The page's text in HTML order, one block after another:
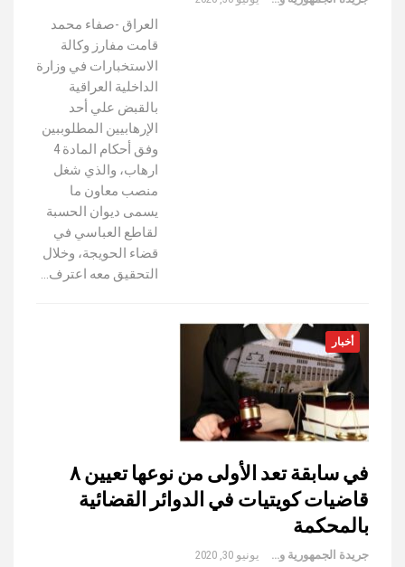
العراق -صفاء محمد
قامت مفارز وكالة
الاستخبارات في وزارة
الداخلية العراقية
بالقبض علي أحد
الإرهابيين المطلوببين
وفق أحكام المادة 4
ارهاب، والذي شغل
منصب معاون ما
يسمى ديوان الحسبة
لقاطع العباسي في
قضاء الحويجة، وخلال
التحقيق معه اعترف…
أخبار
في سابقة تعد الأولى من نوعها تعيين ٨
قاضيات كويتيات في الدوائر القضائية
بالمحكمة
جريدة الجمهورية والعالم يونيو 30, 2020